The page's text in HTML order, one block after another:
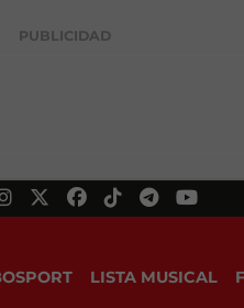
PUBLICIDAD
LISTA MUSICAL